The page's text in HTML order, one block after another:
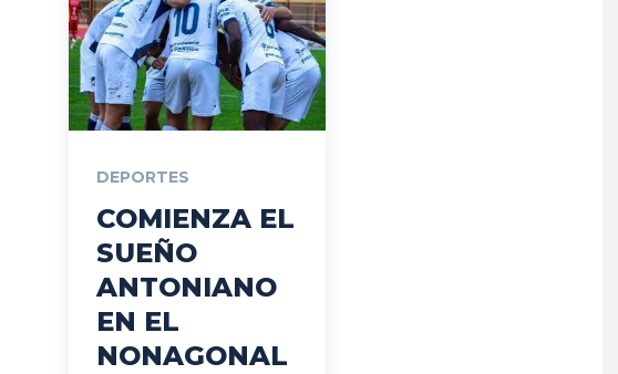
DEPORTES
COMIENZA EL
SUEÑO
ANTONIANO
EN EL
NONAGONAL